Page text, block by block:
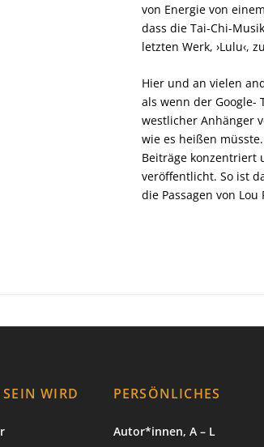
von Energie von
dass die Tai-Chi-
letzten Werk, ›Lulu‹,
Hier und an vielen
als wenn der Google-
westlicher Anhänger
wie es heißen
Beiträge konzentriert
veröffentlicht. So ist
die Passagen von Lou
WIRD PERSÖNLICHES
Autor*innen, A – L